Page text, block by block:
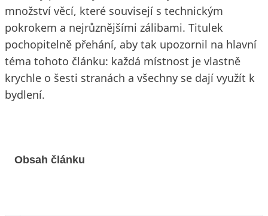
množství věcí, které souvisejí s technickým
pokrokem a nejrůznějšími zálibami. Titulek
pochopitelně přehání, aby tak upozornil na hlavní
téma tohoto článku: každá místnost je vlastně
krychle o šesti stranách a všechny se dají využít k
bydlení.
Obsah článku